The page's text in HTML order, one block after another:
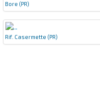
Bore (PR)
Rif. Casermette (PR)